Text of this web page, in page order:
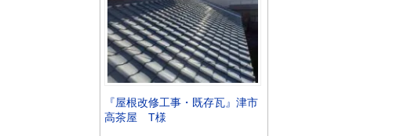
『屋根改修工事・既存瓦』津市
高茶屋 T様